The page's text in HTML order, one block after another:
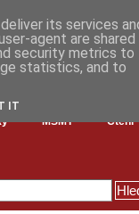
MŠMT Čtení
its services
agent are shared
security metrics to
statistics, and to
IT